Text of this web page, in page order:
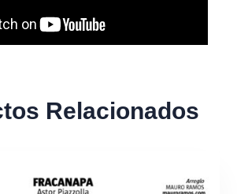
Relacionados